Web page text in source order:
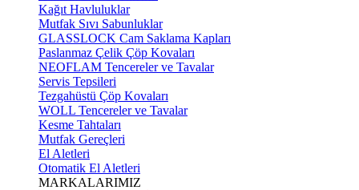
Kağıt Havluluklar
Mutfak Sıvı Sabunluklar
GLASSLOCK Cam Saklama Kapları
Paslanmaz Çelik Çöp Kovaları
NEOFLAM Tencereler ve Tavalar
Servis Tepsileri
Tezgahüstü Çöp Kovaları
WOLL Tencereler ve Tavalar
Kesme Tahtaları
Mutfak Gereçleri
El Aletleri
Otomatik El Aletleri
MARKALARIMIZ